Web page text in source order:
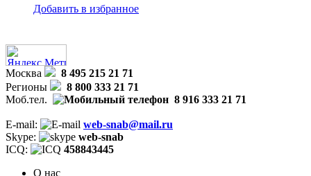
Добавить в избранное
Москва
8 495 215 21 71
Регионы
8 800 333 21 71
Моб.тел.
8 916 333 21 71
E-mail:
web-snab@mail.ru
Skype:
web-snab
ICQ:
458843445
О нас